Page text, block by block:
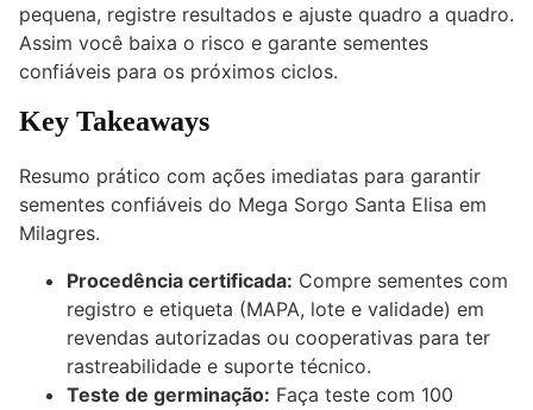
pequena, registre resultados e ajuste quadro a quadro.
Assim você baixa o risco e garante sementes
confiáveis para os próximos ciclos.
Key Takeaways
Resumo prático com ações imediatas para garantir
sementes confiáveis do Mega Sorgo Santa Elisa em
Milagres.
Procedência certificada: Compre sementes com
registro e etiqueta (MAPA, lote e validade) em
revendas autorizadas ou cooperativas para ter
rastreabilidade e suporte técnico.
Teste de germinação: Faça teste com 100